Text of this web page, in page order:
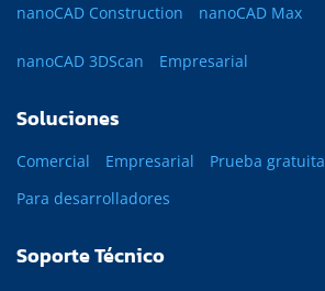
nanoCAD Construction
nanoCAD Max
nanoCAD 3DScan Empresarial
Soluciones
Comercial Empresarial Prueba gratuita
Para desarrolladores
Soporte Técnico